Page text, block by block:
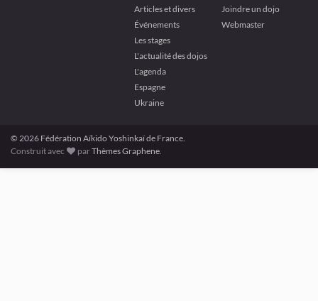
Articles et divers
Événements
Les stages
L'actualité des dojos
L'agenda
Espagne
Ukraine
Joindre un dojo
Webmaster
© 2026 Fédération Aïkido Yoshinkaï de France.
Construit avec
parThèmes Graphene.